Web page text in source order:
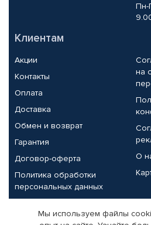
Пн-
Клиентам
Акции
Контакты
Оплата
Доставка
Обмен и возврат
Гарантия
Договор-оферта
Политика обработки
персональных данных
на
О
Партнерам
Мы используем файлы